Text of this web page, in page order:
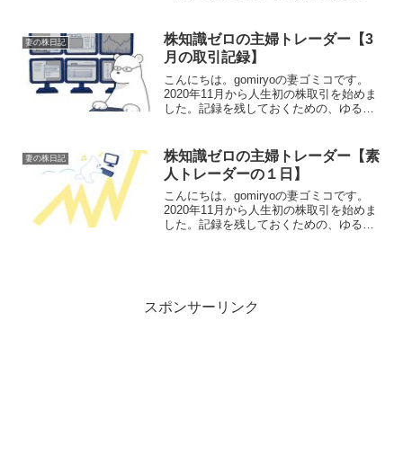
す。前回の記事→株知識ゼロの主婦トレ
ーダ...
妻の株日記
株知識ゼロの主婦トレーダー【3
月の取引記録】
こんにちは。gomiryoの妻ゴミコです。
2020年11月から人生初の株取引を始めま
した。記録を残しておくための、ゆるい
婦トレーダー【2月の取引記録】【３月彼
岸底につい...
妻の株日記
株知識ゼロの主婦トレーダー【素
人トレーダーの１日】
こんにちは。gomiryoの妻ゴミコです。
2020年11月から人生初の株取引を始めま
した。記録を残しておくための、ゆるい
スポンサーリンク